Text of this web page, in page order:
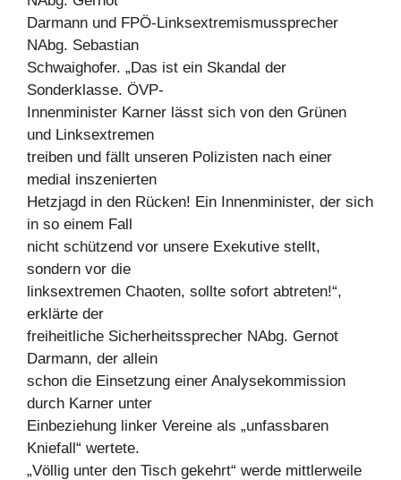
Darmann und FPÖ-Linksextremismussprecher
NAbg. Sebastian
Schwaighofer. „Das ist ein Skandal der
Sonderklasse. ÖVP-
Innenminister Karner lässt sich von den Grünen
und Linksextremen
treiben und fällt unseren Polizisten nach einer
medial inszenierten
Hetzjagd in den Rücken! Ein Innenminister, der sich
in so einem Fall
nicht schützend vor unsere Exekutive stellt,
sondern vor die
linksextremen Chaoten, sollte sofort abtreten!“,
erklärte der
freiheitliche Sicherheitssprecher NAbg. Gernot
Darmann, der allein
schon die Einsetzung einer Analysekommission
durch Karner unter
Einbeziehung linker Vereine als „unfassbaren
Kniefall“ wertete.
„Völlig unter den Tisch gekehrt“ werde mittlerweile